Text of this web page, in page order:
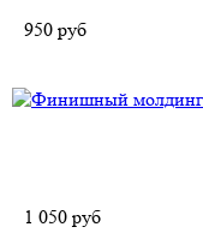
950 руб
1 050 руб